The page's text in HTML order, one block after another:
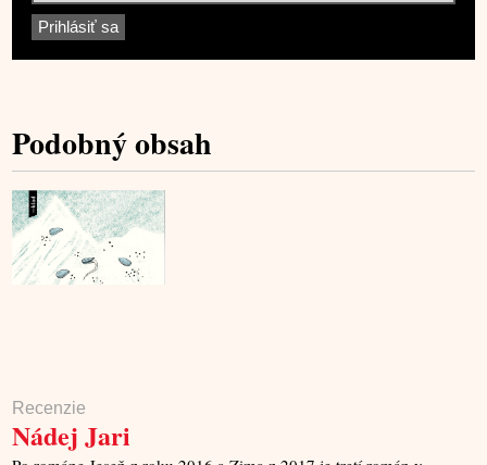
Podobný obsah
Recenzie
Nádej Jari